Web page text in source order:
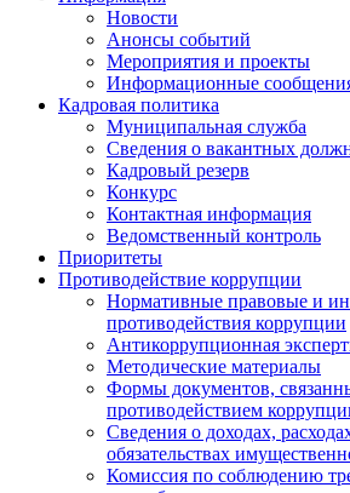
Новости
Анонсы событий
Мероприятия и проекты
Информационные
Кадровая политика
Муниципальная служба
Сведения о вакантных
Кадровый резерв
Конкурс
Контактная информация
Ведомственный контроль
Приоритеты
Противодействие коррупции
Нормативные правовые и
противодействия коррупции
Антикоррупционная
Методические материалы
Формы документов,
противодействием
Сведения о доходах,
обязательствах
Комиссия по соблюдению